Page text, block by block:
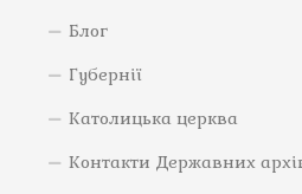
Блог
Губернії
Католицька церква
Контакти Державних